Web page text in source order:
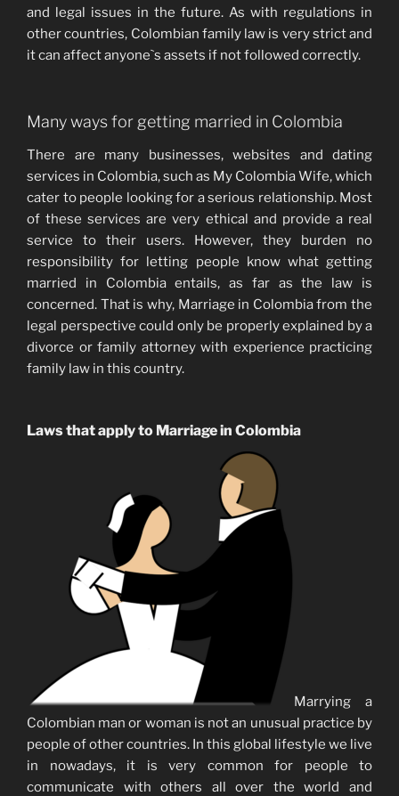
and legal issues in the future. As with regulations in
other countries, Colombian family law is very strict and
it can affect anyone`s assets if not followed correctly.
Many ways for getting married in Colombia
There are many businesses, websites and dating
services in Colombia, such as My Colombia Wife, which
cater to people looking for a serious relationship. Most
of these services are very ethical and provide a real
service to their users. However, they burden no
responsibility for letting people know what getting
married in Colombia entails, as far as the law is
concerned. That is why, Marriage in Colombia from the
legal perspective could only be properly explained by a
divorce or family attorney with experience practicing
family law in this country.
Laws that apply to Marriage in Colombia
Marrying a
Colombian man or woman is not an unusual practice by
people of other countries. In this global lifestyle we live
in nowadays, it is very common for people to
communicate with others all over the world and